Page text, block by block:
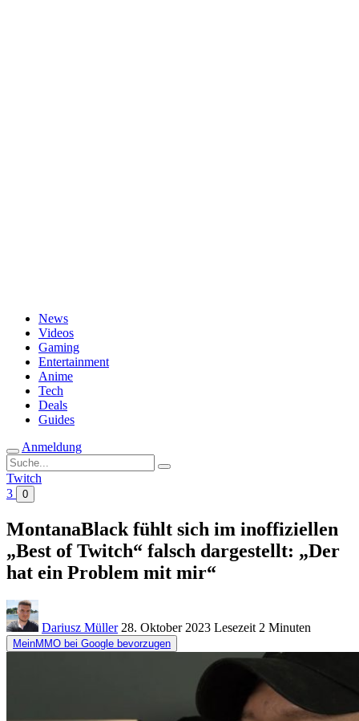
News
Videos
Gaming
Entertainment
Anime
Tech
Deals
Guides
Anmeldung
Suche
nach:
Twitch
3
0
MontanaBlack fühlt sich im inoffiziellen
„Best of Twitch“ falsch dargestellt: „Der
hat ein Problem mit mir“
Dariusz Müller 28. Oktober 2023 Lesezeit 2 Minuten
MeinMMO bei Google bevorzugen